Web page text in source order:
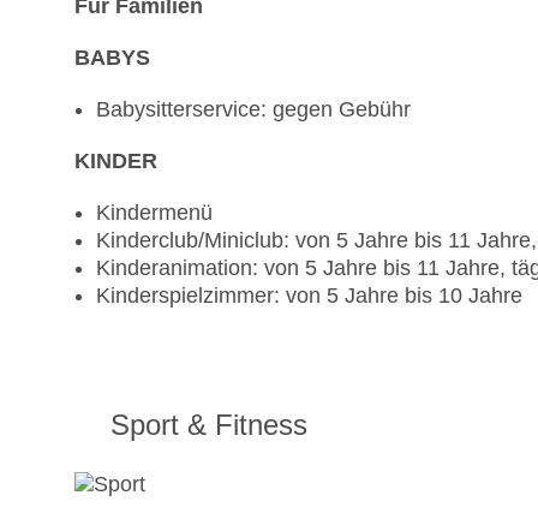
Für Familien
BABYS
Babysitterservice: gegen Gebühr
KINDER
Kindermenü
Kinderclub/Miniclub: von 5 Jahre bis 11
Kinderanimation: von 5 Jahre bis 11 Jahre,
Kinderspielzimmer: von 5 Jahre bis 10 Jahre
Sport & Fitness